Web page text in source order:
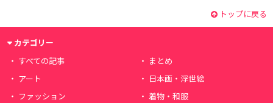
トップに戻る
カテゴリー
すべての記事
まとめ
アート
日本画・浮世絵
ファッション
着物・和服